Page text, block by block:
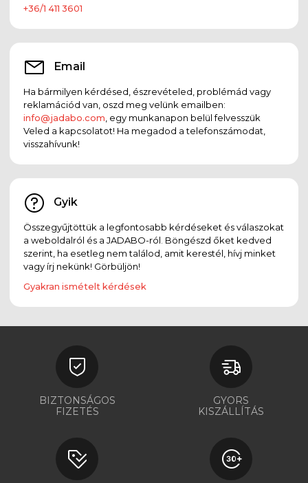
+36/1 411 3601
Email
Ha bármilyen kérdésed, észrevételed, problémád vagy
reklamációd van, oszd meg velünk emailben:
info@jadabo.com , egy munkanapon belül felvesszük
Veled a kapcsolatot! Ha megadod a telefonszámodat,
visszahívunk!
Gyik
Összegyűjtöttük a legfontosabb kérdéseket és válaszokat
a weboldalról és a JADABO-ról. Böngészd őket kedved
szerint, ha esetleg nem találod, amit kerestél, hívj minket
vagy írj nekünk! Görbüljön!
Gyakran ismételt kérdések
BIZTONSÁGOS
FIZETÉS
GYORS
KISZÁLLÍTÁS